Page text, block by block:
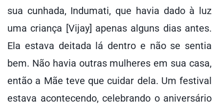
sua cunhada, Indumati, que havia dado à luz
uma criança [Vijay] apenas alguns dias antes.
Ela estava deitada lá dentro e não se sentia
bem. Não havia outras mulheres em sua casa,
então a Mãe teve que cuidar dela. Um festival
estava acontecendo, celebrando o aniversário